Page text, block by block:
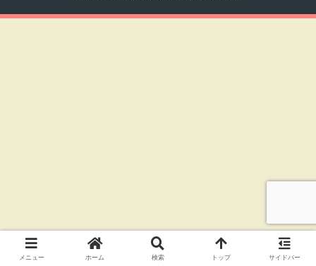
メニュー ホーム 検索 トップ サイドバー